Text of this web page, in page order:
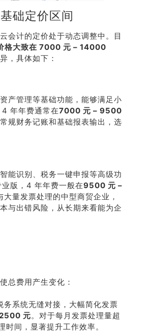
础定价区间
会计的定价处于动态调整中。目
格大致在 7000 元 – 14000
，具体如下：
产管理等基础功能，能够满足小
年年费通常在7000 元 – 9500
规财务记账和基础报表输出，选
能识别、税务一键申报等高级功
版，4 年年费一般在9500 元 –
量发票处理的中型商贸企业，
与出错风险，从长期来看能为企
总费用产生变化：
务系统无缝对接，大幅简化发票
元。对于每月发票处理量超
间，显著提升工作效率。